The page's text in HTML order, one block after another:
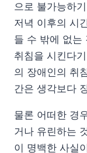
으로 불가능하
저녁 이후의 시
들 수 밖에 없는
취침을 시킨다
의 장애인의 취
간은 생각보다
물론 어떠한 경
거나 유린하는
이 명백한 사실